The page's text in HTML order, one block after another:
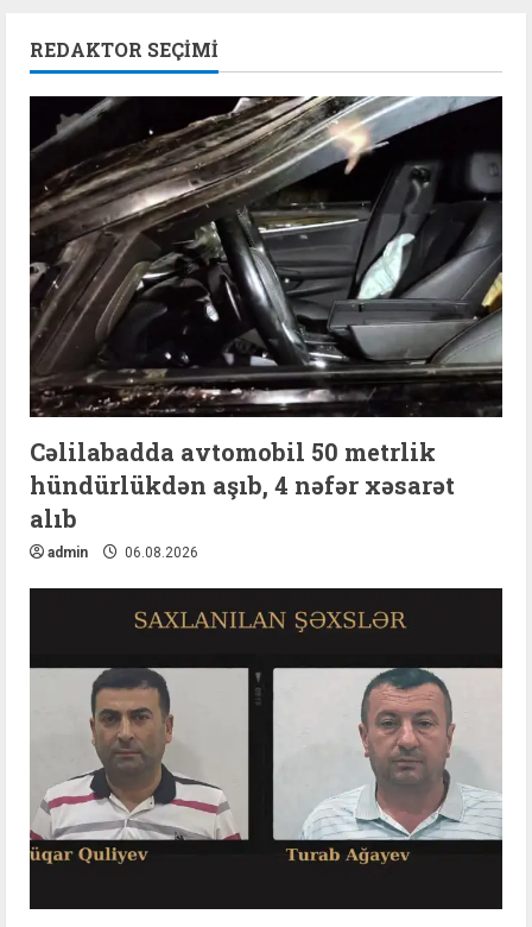
REDAKTOR SEÇIMI
Cəlilabadda avtomobil 50 metrlik
hündürlükdən aşıb, 4 nəfər xəsarət
alıb
admin 06.08.2026